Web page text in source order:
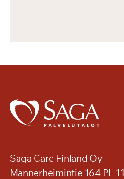
Saga Care Finland Oy
Mannerheimintie 164 PL 11